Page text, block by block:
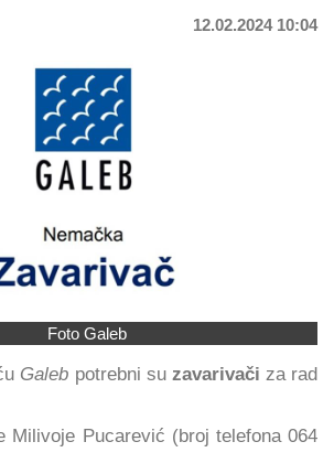
12.02.2024 10:04
Foto Galeb
Galeb potrebni su zavarivači za rad
Milivoje Pucarević (broj telefona 064